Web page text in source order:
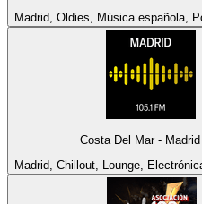
Madrid, Oldies, Música española,
Costa Del Mar - Madrid
Madrid, Chillout, Lounge,